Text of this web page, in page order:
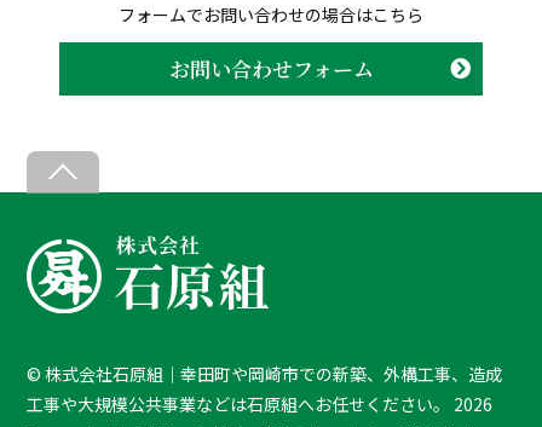
フォームでお問い合わせの場合はこちら
お問い合わせフォーム
B
c
k
T
o
p
©株式会社石原組｜幸田町や岡崎市での新築、外構工事、造成
工事や大規模公共事業などは石原組へお任せください。
2026